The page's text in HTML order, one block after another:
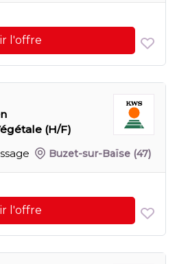
l'offre
(H/F)
Buzet-sur-Baïse (47)
l'offre